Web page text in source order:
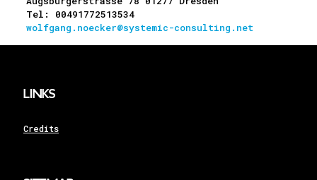
Tel: 00491772513534
wolfgang.noecker@systemic-consulting.net
Links
Credits